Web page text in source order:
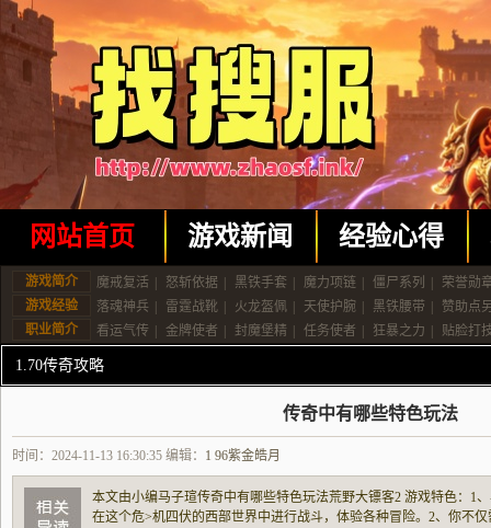
网站首页 游戏新闻 经验心得
游戏简介 魔戒复活 怒斩依据 黑铁手套 魔力项链 僵尸系列
荣誉勋
游戏经验
落魂神兵 雷霆战靴 火龙盔佩 天使护腕 黑铁腰带
赞助点
职业简介
看运气传 金牌使者 封魔堡精 任务使者 狂暴之力 贴脸打
1.70传奇攻略
传奇中有哪些特色玩法
时间：2024-11-13 16:30:35 编辑： 1 96紫金皓月
本文由小编马子瑄传奇中有哪些特色玩法荒野大镖客2 游戏特色：1
在这个危>机四伏的西部世界中进行战斗，体验各种冒险。2、你不